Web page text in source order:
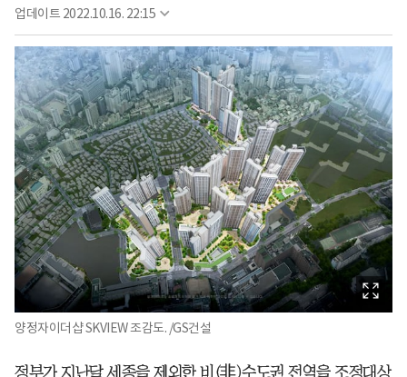
업데이트 2022.10.16. 22:15
양정자이더샵 SKVIEW 조감도. /GS건설
정부가 지난달 세종을 제외한 비(非)수도권 전역을 조정대상